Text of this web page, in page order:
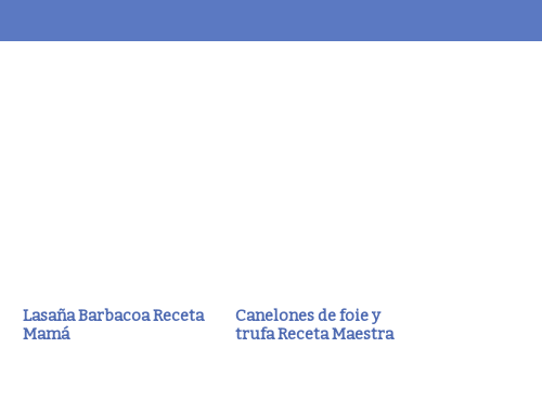
Lasaña Barbacoa Receta
Mamá
Canelones de foie y
trufa Receta Maestra